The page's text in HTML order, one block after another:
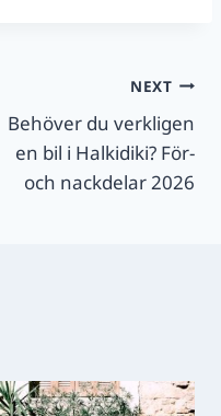
NEXT
Behöver du verkligen
en bil i Halkidiki? För-
och nackdelar 2026